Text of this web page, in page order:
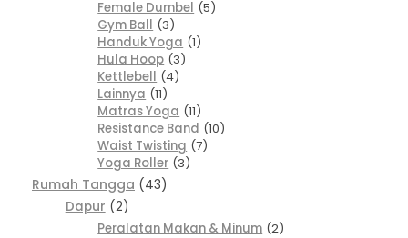
Female Dumbel 5
Gym Ball 3
Handuk Yoga 1
Hula Hoop 3
Kettlebell 4
Lainnya 11
Matras Yoga 11
Resistance Band 10
Waist Twisting 7
Yoga Roller 3
Rumah Tangga 43
Dapur
2
Peralatan Makan & Minum 2